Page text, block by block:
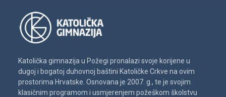
Katolička gimnazija u Požegi pronalazi svoje korijene u
dugoj i bogatoj duhovnoj baštini Katoličke Crkve na ovim
prostorima Hrvatske. Osnovana je 2007. g., te je svojim
klasičnim programom i usmjerenjem požeškom školstvu